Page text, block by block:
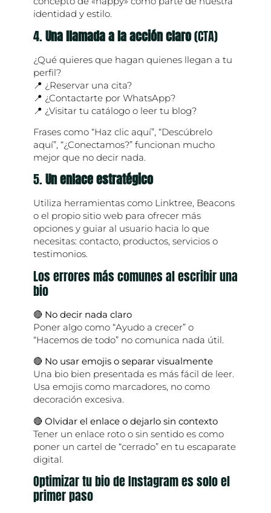
identidad y estilo.
4.Una llamada a la acción claro(CTA)
¿Qué quieres que hagan quienes llegan a tu
perfil?
📍 ¿Reservar una cita?
📍 ¿Contactarte por WhatsApp?
📍 ¿Visitar tu catálogo o leer tu blog?
Frases como “Haz clic aquí”, “Descúbrelo
aquí”, “¿Conectamos?” funcionan mucho
mejor que no decir nada.
5.Un enlace estratégico
Utiliza herramientas como Linktree, Beacons
o el propio sitio web para ofrecer más
opciones y guiar al usuario hacia lo que
necesitas: contacto, productos, servicios o
testimonios.
Los errores más comunes al escribir una
bio
🔴 No decir nada claro
Poner algo como “Ayudo a crecer” o
“Hacemos de todo” no comunica nada útil.
🔴 No usar emojis o separar visualmente
Una bio bien presentada es más fácil de leer.
Usa emojis como marcadores, no como
decoración excesiva.
🔴 Olvidar el enlace o dejarlo sin contexto
Tener un enlace roto o sin sentido es como
poner un cartel de “cerrado” en tu escaparate
digital.
Optimizar tu bio de Instagram es solo el
primer paso